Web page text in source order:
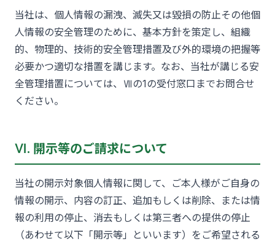
当社は、個人情報の漏洩、滅失又は毀損の防止その他個
人情報の安全管理のために、基本方針を策定し、組織
的、物理的、技術的安全管理措置及び外的環境の把握等
必要かつ適切な措置を講じます。なお、当社が講じる安
全管理措置については、Ⅶの1の受付窓口までお問合せ
ください。
Ⅵ. 開示等のご請求について
当社の開示対象個人情報に関して、ご本人様がご自身の
情報の開示、内容の訂正、追加もしくは削除、または情
報の利用の停止、消去もしくは第三者への提供の停止
（あわせて以下「開示等」といいます）をご希望される